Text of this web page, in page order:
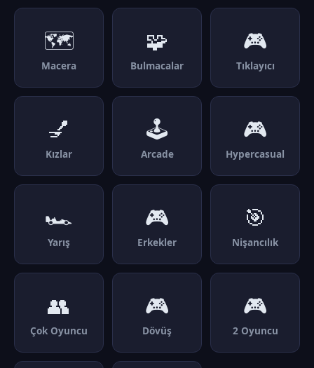
🗺️
Macera
🧩
Bulmacalar
🎮
Tıklayıcı
💅
Kızlar
🕹️
Arcade
🎮
Hypercasual
🏎️
Yarış
🎮
Erkekler
🎯
Nişancılık
👥
Çok Oyuncu
🎮
Dövüş
🎮
2 Oyuncu